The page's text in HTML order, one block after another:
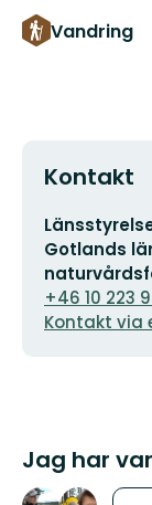
Vandring
Kontakt
E-
postadress
Gotlands
+46 10 223
Kontakt via
Jag har